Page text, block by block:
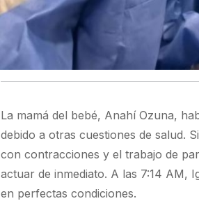
La mamá del bebé, Anahí Ozuna,
debido a otras cuestiones de salud.
con contracciones y el trabajo de
actuar de inmediato. A las 7:14 AM,
en perfectas condiciones.